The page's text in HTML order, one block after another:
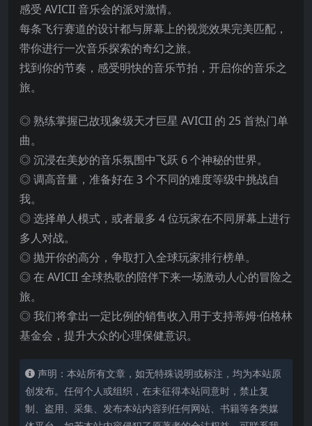
感受 AVICII 音乐会的派对激情。
每条飞行赛道的设计都与屏幕上的视觉效果完美匹配，
带你进行一次音乐探索的奇幻之旅。
找到你的节奏，感受明快的音乐节拍，开启你的音乐之
旅。
◎ 熟练掌握已故现象级天才巨星 AVICII 的 25 首热门单
曲。
◎ 沉浸在美妙的音乐氛围中飞跃 6 个神秘的世界。
◎ 调高音量，准备好在 3 个不同的难度等级中挑战自
我。
◎ 选择单人模式，或者最多 4 位玩家在不同屏幕上进行
多人对战。
◎ 抛开你的高分，争取打入全球玩家排行榜单。
◎ 在 AVICII 全球热歌的陪伴下来一场激动人心的冒险之
旅。
◎ 我们将拿出一定比例的销售收入用于支持蒂姆·伯格林
基金会，提升大众的心理保健意识。
声明：本站所有文章，如无特殊说明或标注，均为本站原
创发布。任何个人或组织，在未征得本站同意时，禁止复
制、盗用、采集、发布本站内容到任何网站、书籍等各类媒